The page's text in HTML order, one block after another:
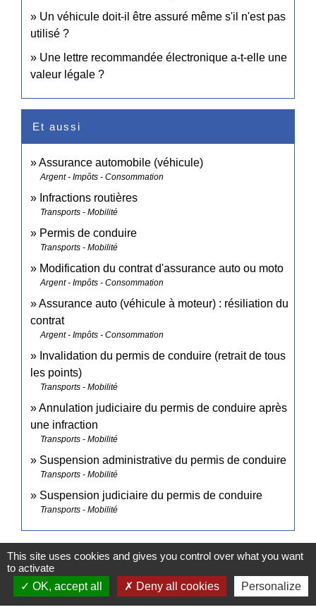
Un véhicule doit-il être assuré même s'il n'est pas
utilisé ?
Une lettre recommandée électronique a-t-elle une
valeur légale ?
Et aussi
Assurance automobile (véhicule)
Argent - Impôts - Consommation
Infractions routières
Transports - Mobilité
Permis de conduire
Transports - Mobilité
Modification du contrat d'assurance auto ou moto
Argent - Impôts - Consommation
Assurance auto (véhicule à moteur) : résiliation du
contrat
Argent - Impôts - Consommation
Invalidation du permis de conduire (retrait de tous
les points)
Transports - Mobilité
Annulation judiciaire du permis de conduire après
une infraction
Transports - Mobilité
Suspension administrative du permis de conduire
Transports - Mobilité
Suspension judiciaire du permis de conduire
Transports - Mobilité
Signaler une erreur sur cette page
This site uses cookies and gives you control over what you want
to activate
OK, accept all
Deny all cookies Personalize